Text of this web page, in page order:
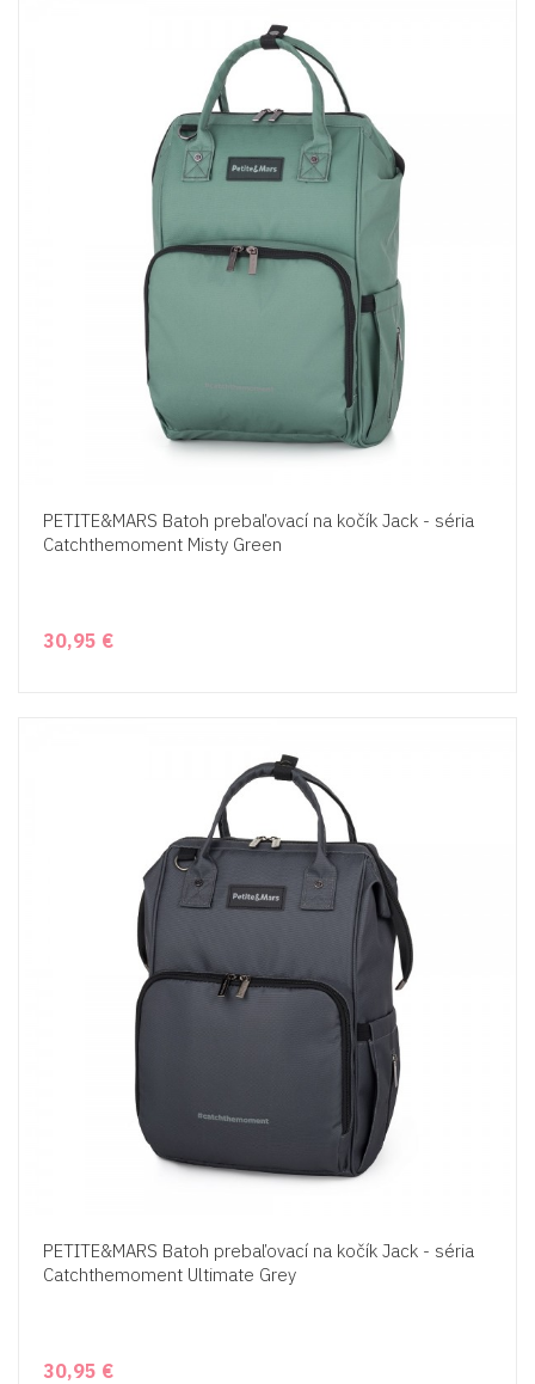
PETITE&MARS Batoh prebaľovací na kočík Jack - séria
Catchthemoment Misty Green
30,95 €
PETITE&MARS Batoh prebaľovací na kočík Jack - séria
Catchthemoment Ultimate Grey
30,95 €